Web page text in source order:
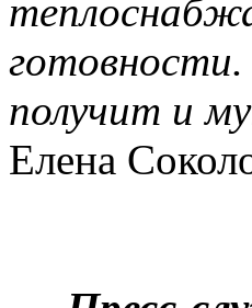
получит и
Елена